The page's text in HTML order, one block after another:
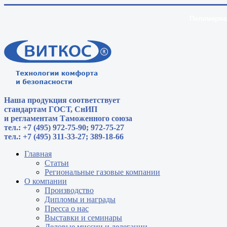
Наша продукция соответствует
стандартам ГОСТ, СнИП
и регламентам Таможенного союза
тел.: +7 (495) 972-75-90; 972-75-27
тел.: +7 (495) 311-33-27; 389-18-66
Главная
Статьи
Региональные газовые компании
О компании
Производство
Дипломы и награды
Пресса о нас
Выставки и семинары